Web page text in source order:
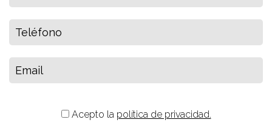
Acepto la política de privacidad.